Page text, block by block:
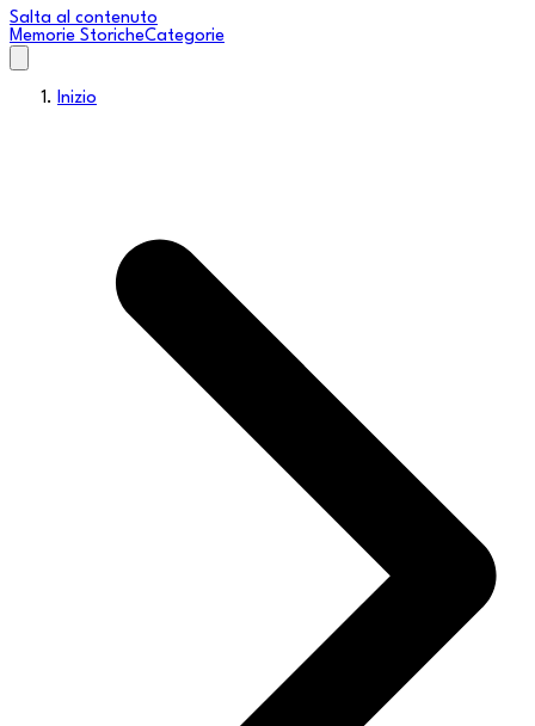
Salta al contenuto
Memorie StoricheCategorie
Inizio